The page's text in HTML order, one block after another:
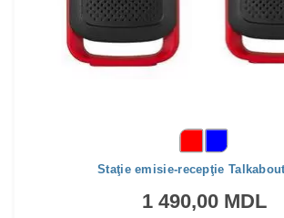
Staţie emisie-recepţie
1 490,00 MDL